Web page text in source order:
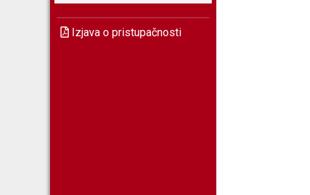
Izjava o pristupačnosti